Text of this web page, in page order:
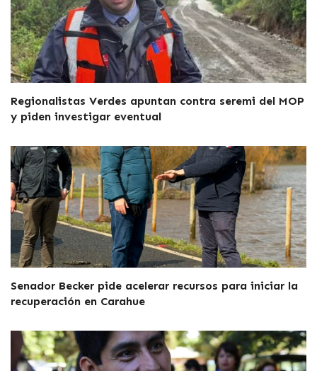
Regionalistas Verdes apuntan contra seremi del MOP
y piden investigar eventual
Senador Becker pide acelerar recursos para iniciar la
recuperación en Carahue